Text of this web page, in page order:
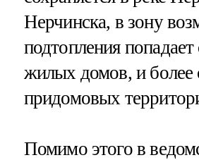
Нерчинска, в зону
подтопления
жилых домов, и более
придомовых
Помимо этого в